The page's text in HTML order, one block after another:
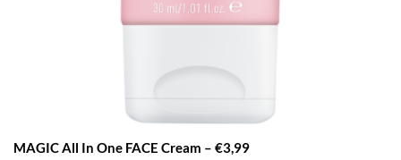
MAGIC All In One FACE Cream – €3,99